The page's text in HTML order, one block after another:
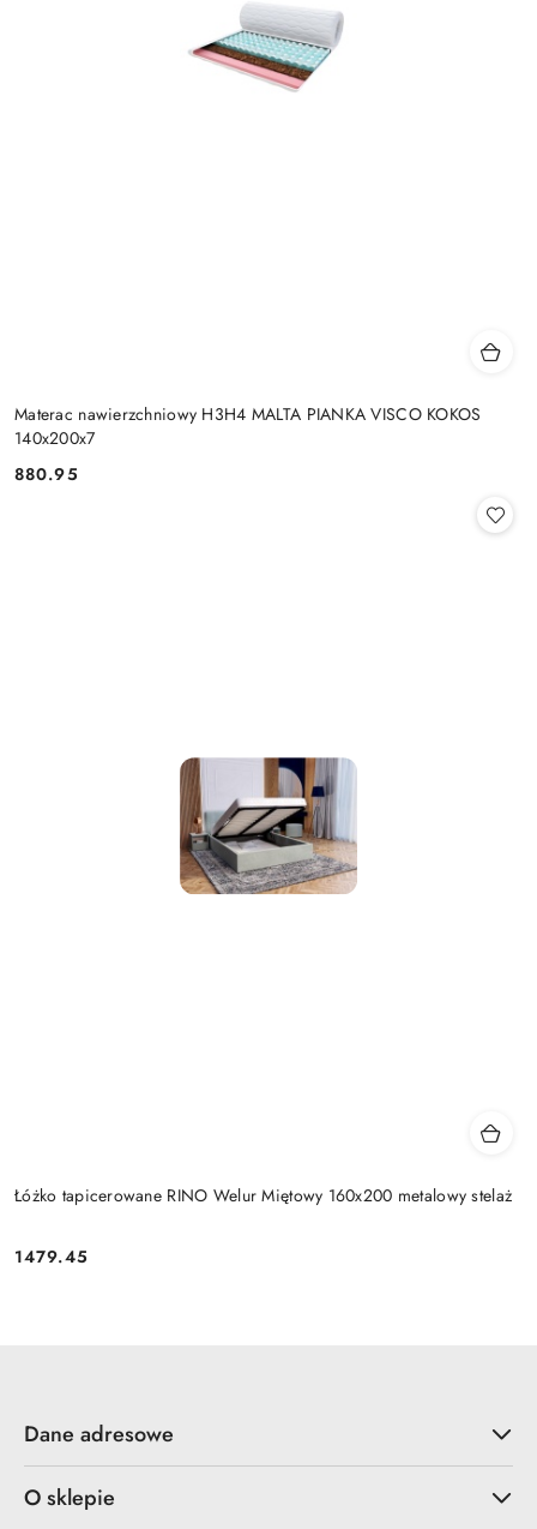
Materac nawierzchniowy H3H4 MALTA PIANKA VISCO KOKOS
140x200x7
Cena:
880.95
Łóżko tapicerowane RINO Welur Miętowy 160x200 metalowy stelaż
Cena:
1479.45
Dane adresowe
O sklepie